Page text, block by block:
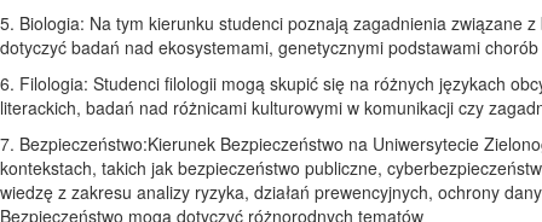
5. Biologia: Na tym kierunku studenci poznają zagadnienia związane
dotyczyć badań nad ekosystemami, genetycznymi podstawami
6. Filologia: Studenci filologii mogą skupić się na różnych językach
literackich, badań nad różnicami kulturowymi w komunikacji czy
7. Bezpieczeństwo:Kierunek Bezpieczeństwo na Uniwersytecie
kontekstach, takich jak bezpieczeństwo publiczne,
wiedzę z zakresu analizy ryzyka, działań prewencyjnych, ochrony
Bezpieczeństwo mogą dotyczyć różnorodnych tematów